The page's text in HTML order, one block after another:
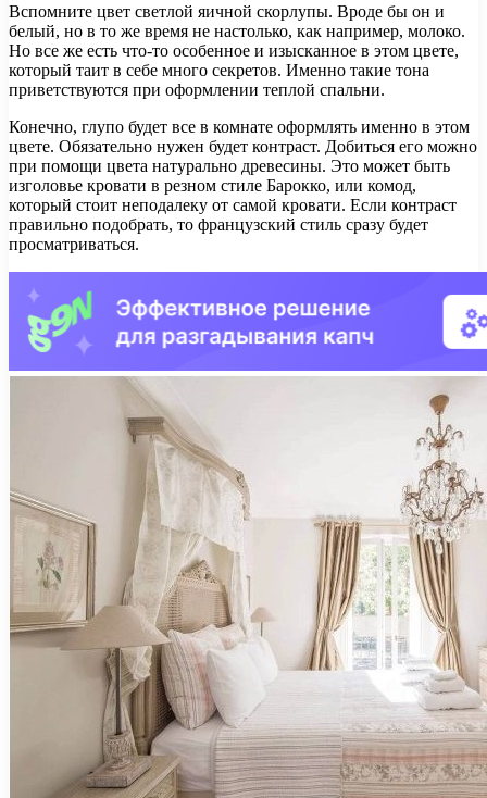
Вспомните цвет светлой яичной скорлупы. Вроде бы он и
белый, но в то же время не настолько, как например, молоко.
Но все же есть что-то особенное и изысканное в этом цвете,
который таит в себе много секретов. Именно такие тона
приветствуются при оформлении теплой спальни.
Конечно, глупо будет все в комнате оформлять именно в этом
цвете. Обязательно нужен будет контраст. Добиться его можно
при помощи цвета натурально древесины. Это может быть
изголовье кровати в резном стиле Барокко, или комод,
который стоит неподалеку от самой кровати. Если контраст
правильно подобрать, то французский стиль сразу будет
просматриваться.